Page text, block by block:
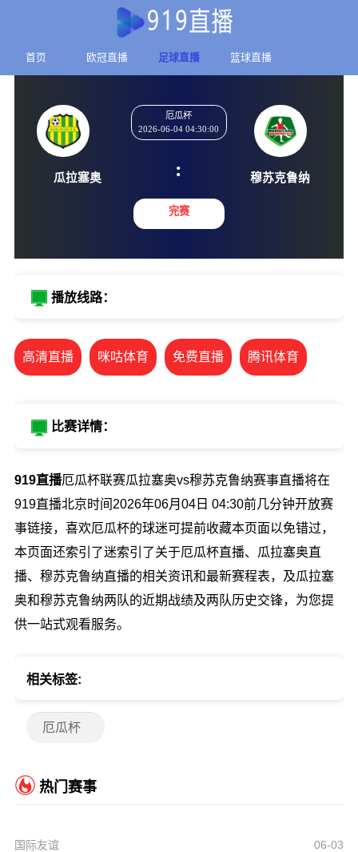
首页 欧冠直播 足球直播 篮球直播
厄瓜杯
2026-06-04 04:30:00
:
完赛
播放线路：
高清直播 咪咕体育 免费直播 腾讯体育
比赛详情：
919直播厄瓜杯联赛瓜拉塞奥vs穆苏克鲁纳赛事直播将在
919直播北京时间2026年06月04日 04:30前几分钟开放赛
事链接，喜欢厄瓜杯的球迷可提前收藏本页面以免错过，
本页面还索引了迷索引了关于厄瓜杯直播、瓜拉塞奥直
播、穆苏克鲁纳直播的相关资讯和最新赛程表，及瓜拉塞
奥和穆苏克鲁纳两队的近期战绩及两队历史交锋，为您提
供一站式观看服务。
相关标签:
厄瓜杯
热门赛事
国际友谊
06-03